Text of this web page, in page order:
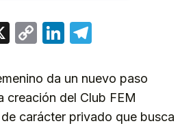
X
CopyLinkedIn
da un nuevo paso
creación del Club FEM
carácter privado que busca